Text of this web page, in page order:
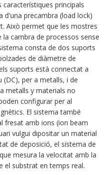
principals
d'una precambra (load lock)
Això permet que les mostres
cambra de processos sense
consta de dos suports
de diàmetre de
suports està connectat a
per a metalls, i de
metalls y materials no
configurar per al
El sistema també
fresat amb ions (ion beam
vulgui dipositar un material
de deposició, el sistema de
mesura la velocitat amb la
el substrat en temps real.